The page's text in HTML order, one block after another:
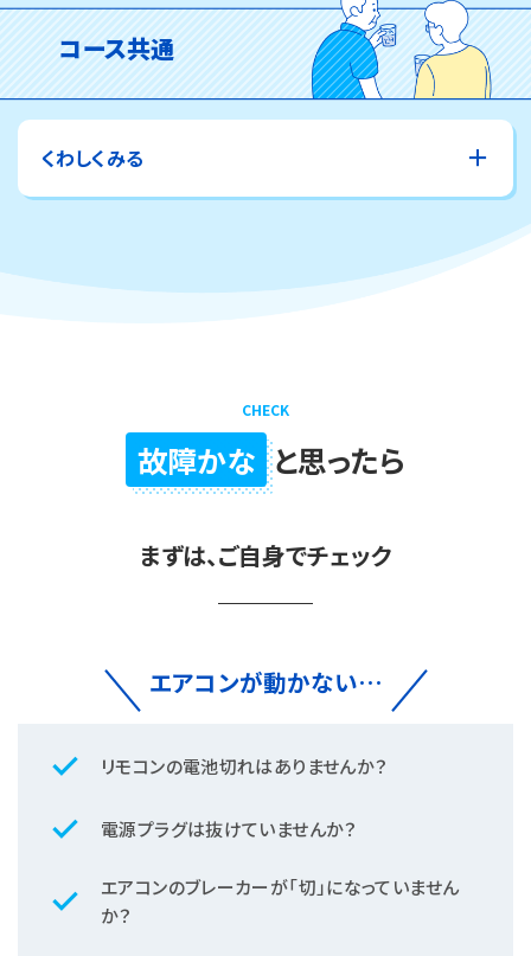
試運転では連続運転させるための条件として、室温より低い
状態に設定する必要があります。
冷風がきちんと出ているか、異常を示すランプが点滅
していないかご確認ください。
運転ランプが点滅したら？
リモコンでエラーコードをご確認いただき、お買い上げの販
売店またはお客様相談窓口にご連絡ください。
室内ユニットの下に、電気製品や家財などを
置かないようにしてください。
め。）
室外機の圧縮機（体でいえば心臓部）が運転し、室内機の熱
交換器が冷却するまで確認が必要だからです。
配管から水が出たか、確認できれば安心です。
およそ30分程度必要です。
コース共通
くわしくみる
CHECK
故障かな と思ったら
まずは、ご自身でチェック
エアコンが動かない…
check リモコンの電池切れはありませんか？
check 電源プラグは抜けていませんか？
check
エアコンのブレーカーが「切」になっていません
か？